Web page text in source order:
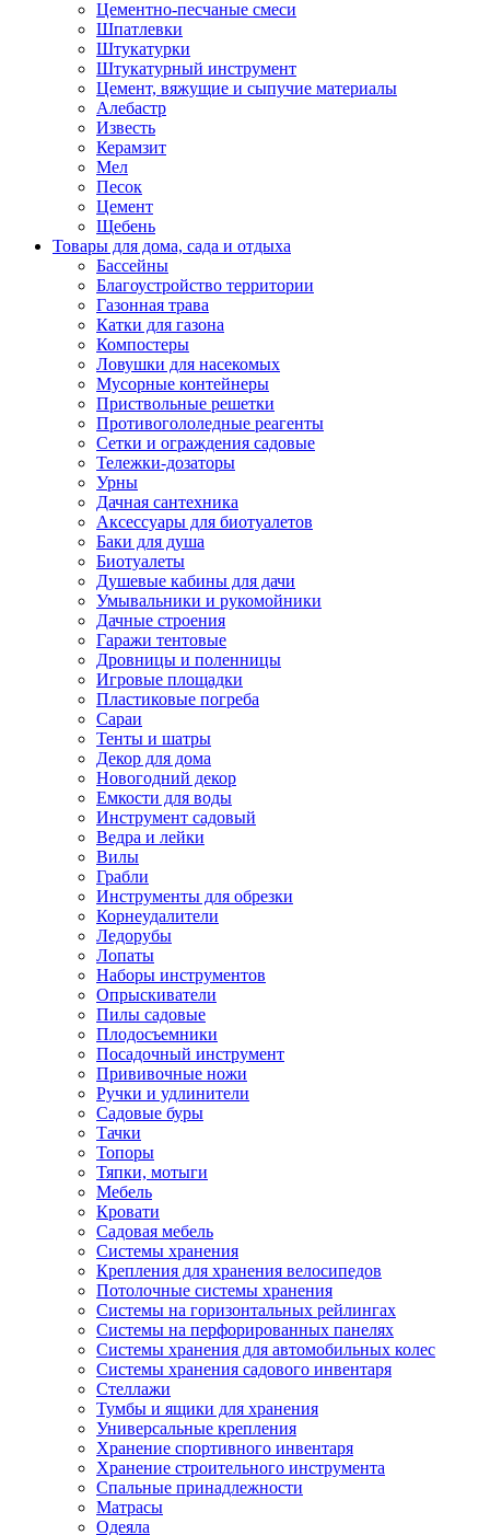
Цементно-песчаные смеси
Шпатлевки
Штукатурки
Штукатурный инструмент
Цемент, вяжущие и сыпучие материалы
Алебастр
Известь
Керамзит
Мел
Песок
Цемент
Щебень
Товары для дома, сада и отдыха
Бассейны
Благоустройство территории
Газонная трава
Катки для газона
Компостеры
Ловушки для насекомых
Мусорные контейнеры
Приствольные решетки
Противогололедные реагенты
Сетки и ограждения садовые
Тележки-дозаторы
Урны
Дачная сантехника
Аксессуары для биотуалетов
Баки для душа
Биотуалеты
Душевые кабины для дачи
Умывальники и рукомойники
Дачные строения
Гаражи тентовые
Дровницы и поленницы
Игровые площадки
Пластиковые погреба
Сараи
Тенты и шатры
Декор для дома
Новогодний декор
Емкости для воды
Инструмент садовый
Ведра и лейки
Вилы
Грабли
Инструменты для обрезки
Корнеудалители
Ледорубы
Лопаты
Наборы инструментов
Опрыскиватели
Пилы садовые
Плодосъемники
Посадочный инструмент
Прививочные ножи
Ручки и удлинители
Садовые буры
Тачки
Топоры
Тяпки, мотыги
Мебель
Кровати
Садовая мебель
Системы хранения
Крепления для хранения велосипедов
Потолочные системы хранения
Системы на горизонтальных рейлингах
Системы на перфорированных панелях
Системы хранения для автомобильных колес
Системы хранения садового инвентаря
Стеллажи
Тумбы и ящики для хранения
Универсальные крепления
Хранение спортивного инвентаря
Хранение строительного инструмента
Спальные принадлежности
Матрасы
Одеяла